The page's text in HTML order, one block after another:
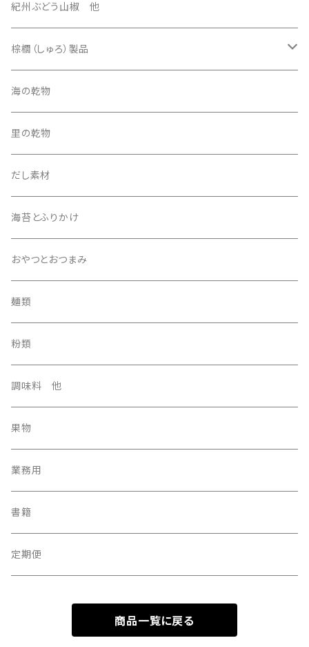
3500円セット
4500円セット
5500円セット
その他
5000円セット
紀州ぶどう山椒 他
棕櫚（しゅろ）製品
ほうき
たわし
その他
海の乾物
里の乾物
だし素材
海苔とふりかけ
おやつとおつまみ
麺類
粉類
調味料 他
果物
業務用
書籍
定期便
商品一覧に戻る